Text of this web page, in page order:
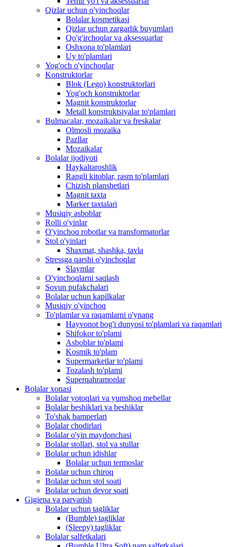
Qizlar uchun o'yinchoqlar
Bolalar kosmetikasi
Qizlar uchun zargarlik buyumlari
Qo'g'irchoqlar va aksessuarlar
Oshxona to'plamlari
Uy to'plamlari
Yog'och o'yinchoqlar
Konstruktorlar
Blok (Lego) konstruktorlari
Yog'och konstruktorlar
Magnit konstruktorlar
Metall konstruktsiyalar to'plamlari
Bulmacalar, mozaikalar va freskalar
Olmosli mozaika
Pazllar
Mozaikalar
Bolalar ijodiyoti
Haykaltaroshlik
Rangli kitoblar, rasm to'plamlari
Chizish planshetlari
Magnit taxta
Marker taxtalari
Musiqiy asboblar
Rolli o'yinlar
O'yinchoq robotlar va transformatorlar
Stol o'yinlari
Shaxmat, shashka, tavla
Stressga qarshi o'yinchoqlar
Slaymlar
O'yinchoqlarni saqlash
Sovun pufakchalari
Bolalar uchun kapilkalar
Musiqiy o'yinchoq
To'plamlar va raqamlarni o'ynang
Hayvonot bog'i dunyosi to'plamlari va raqamlari
Shifokor to'plami
Asboblar to'plami
Kosmik to'plam
Supermarketlar to'plami
Tozalash to'plami
Superqahramonlar
Bolalar xonasi
Bolalar yotoqlari va yumshoq mebellar
Bolalar beshiklari va beshiklar
To'shak bamperlari
Bolalar chodirlari
Bolalar o'yin maydonchasi
Bolalar stollari, stol va stullar
Bolalar uchun idishlar
Bolalar uchun termoslar
Bolalar uchun chiroq
Bolalar uchun stol soati
Bolalar uchun devor soati
Gigiena va parvarish
Bolalar uchun tagliklar
(Bumble) tagliklar
(Sleepy) tagliklar
Bolalar salfetkalari